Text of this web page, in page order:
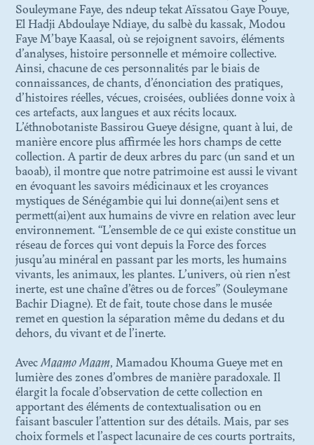
Souleymane Faye, des ndeup tekat Aïssatou Gaye Pouye,
El Hadji Abdoulaye Ndiaye, du salbè du kassak, Modou
Faye M’baye Kaasal, où se rejoignent savoirs, éléments
d’analyses, histoire personnelle et mémoire collective.
Ainsi, chacune de ces personnalités par le biais de
connaissances, de chants, d’énonciation des pratiques,
d’histoires réelles, vécues, croisées, oubliées donne voix à
ces artefacts, aux langues et aux récits locaux.
L’éthnobotaniste Bassirou Gueye désigne, quant à lui, de
manière encore plus affirmée les hors champs de cette
collection. A partir de deux arbres du parc (un sand et un
baoab), il montre que notre patrimoine est aussi le vivant
en évoquant les savoirs médicinaux et les croyances
mystiques de Sénégambie qui lui donne(ai)ent sens et
permett(ai)ent aux humains de vivre en relation avec leur
environnement. “L’ensemble de ce qui existe constitue un
réseau de forces qui vont depuis la Force des forces
jusqu’au minéral en passant par les morts, les humains
vivants, les animaux, les plantes. L’univers, où rien n’est
inerte, est une chaîne d’êtres ou de forces” (Souleymane
Bachir Diagne). Et de fait, toute chose dans le musée
remet en question la séparation même du dedans et du
dehors, du vivant et de l’inerte.
AvecMaamo Maam, Mamadou Khouma Gueye met en
lumière des zones d’ombres de manière paradoxale. Il
élargit la focale d’observation de cette collection en
apportant des éléments de contextualisation ou en
faisant basculer l’attention sur des détails. Mais, par ses
choix formels et l’aspect lacunaire de ces courts portraits,
N. 05
OBJETS ET PATRIMOINES
DES GRASSFIELDS : AU-DELÀ
DE LA MATIÈRE… EN QUÊTE
DE CHAIR
N. 04
EN HÉRITER
N. 03
L’INSTITUT FICTIONNEL
D’AFRIQUE NOIRE
N. 02
LES SURVIVANCES
TOXIQUES DES
COLLECTIONS COLONIALES
LA VIE MÉTAPHORIQUE
DES OBJETS D'ART